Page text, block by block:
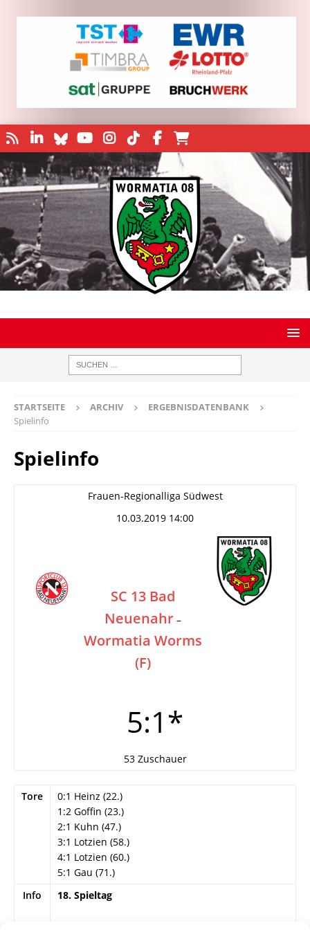
STARTSEITE ARCHIV
ERGEBNISDATENBANK
Spielinfo
Spielinfo
Frauen-Regionalliga Südwest
10.03.2019 14:00
SC 13 Bad
Neuenahr –
Wormatia Worms
(F)
5:1*
53 Zuschauer
Tore
0:1 Heinz (22.)
1:2 Goffin (23.)
2:1 Kuhn (47.)
3:1 Lotzien (58.)
4:1 Lotzien (60.)
5:1 Gau (71.)
Info
18. Spieltag